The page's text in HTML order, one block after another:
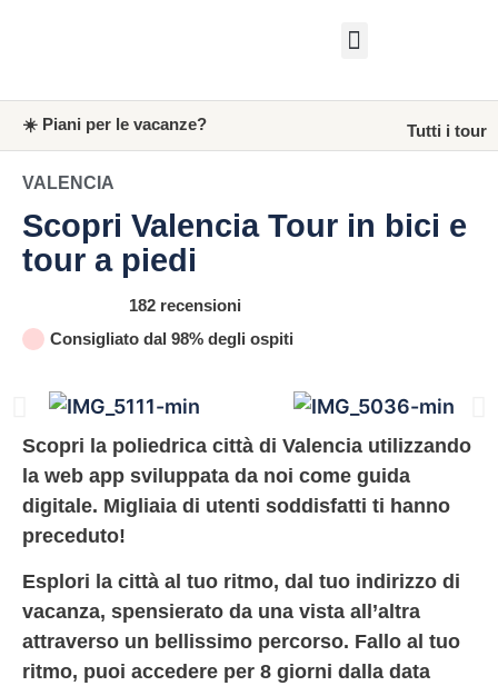
☀️ Piani per le vacanze? Tutti i tour
VALENCIA
Scopri Valencia Tour in bici e
tour a piedi
182 recensioni
Consigliato dal 98% degli ospiti
Scopri la poliedrica città di Valencia utilizzando
la web app sviluppata da noi come guida
digitale. Migliaia di utenti soddisfatti ti hanno
preceduto!
Esplori la città al tuo ritmo, dal tuo indirizzo di
vacanza, spensierato da una vista all’altra
attraverso un bellissimo percorso. Fallo al tuo
ritmo, puoi accedere per 8 giorni dalla data